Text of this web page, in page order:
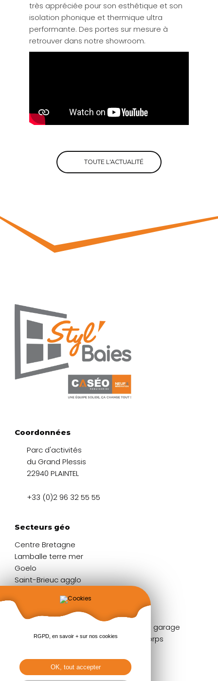
très appréciée pour son esthétique et son
isolation phonique et thermique ultra
performante. Des portes sur mesure à
retrouver dans notre showroom.
TOUTE L'ACTUALITÉ
Coordonnées
Parc d'activités
du Grand Plessis
22940 PLAINTEL
+33 (0)2 96 32 55 55
Secteurs géo
Centre Bretagne
Lamballe terre mer
Goelo
Saint-Brieuc agglo
Liens rapides
Portes d'entrée
Baies coulissantes
Portails & clôtures
Portes de garage
Garde-corps
Pergolas
RGPD, en savoir + sur nos cookies
OK, tout accepter